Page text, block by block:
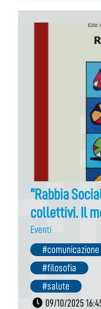
“Rabbia
collettivi. Il
Eventi
#comunicazione
#filosofia
#salute
09/10/2025